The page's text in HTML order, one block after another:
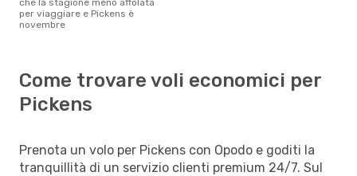
che la stagione meno affolata
per viaggiare e Pickens è
novembre
Come trovare voli economici per
Pickens
Prenota un volo per Pickens con Opodo e goditi la
tranquillità di un servizio clienti premium 24/7. Sul